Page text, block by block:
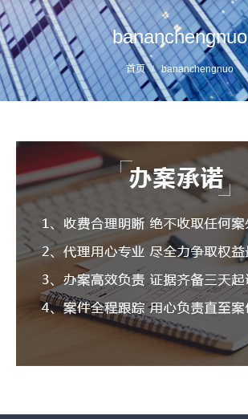
bananchengnuo
您的位置： 首页 bananchengnuo